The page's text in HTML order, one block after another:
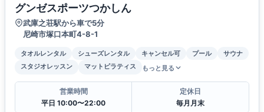
グンゼスポーツつかしん
武庫之荘駅から車で5分
尼崎市塚口本町4-8-1
タオルレンタル シューズレンタル キャンセル可 プール
サウナ
スタジオレッスン
マットピラティス もっと見る
営業時間
平日 10:00〜22:00
定休日
毎月月末